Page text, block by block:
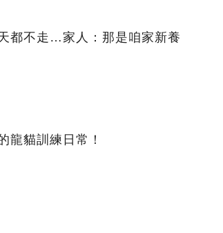
都不走…家人：那是咱家新養
龍貓訓練日常！